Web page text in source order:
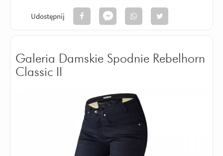
Udostępnij
Galeria Damskie Spodnie Rebelhorn
Classic II